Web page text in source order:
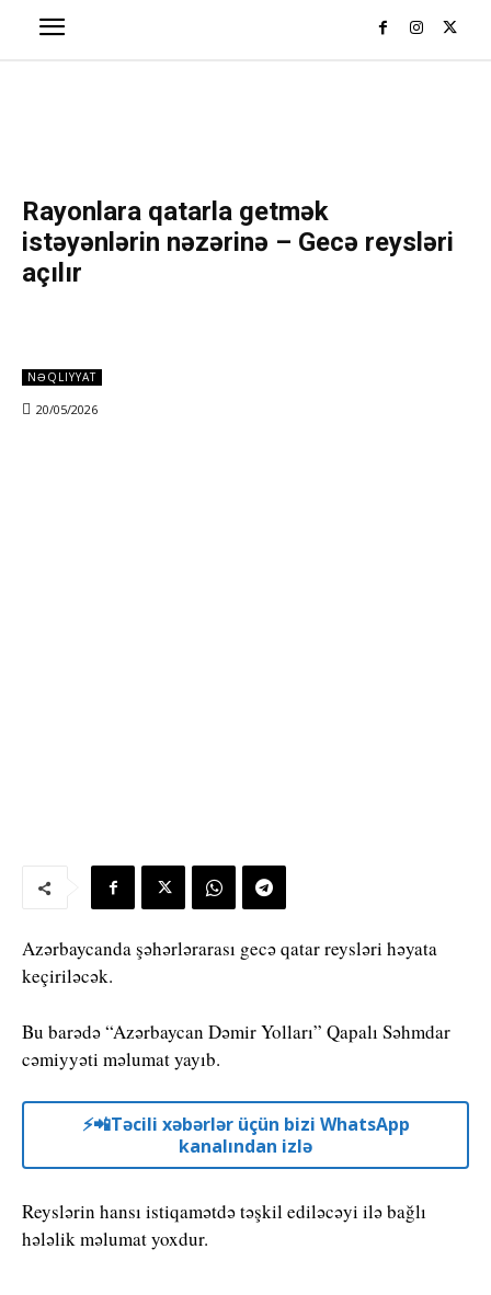
Rayonlara qatarla getmək
istəyənlərin nəzərinə – Gecə reysləri
açılır
NƏQLIYYAT
20/05/2026
Azərbaycanda şəhərlərarası gecə qatar reysləri həyata
keçiriləcək.
Bu barədə “Azərbaycan Dəmir Yolları” Qapalı Səhmdar
cəmiyyəti məlumat yayıb.
⚡️📲Təcili xəbərlər üçün bizi WhatsApp
kanalından izlə
Reyslərin hansı istiqamətdə təşkil ediləcəyi ilə bağlı
hələlik məlumat yoxdur.